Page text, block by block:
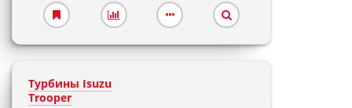
Турбины Isuzu
Trooper